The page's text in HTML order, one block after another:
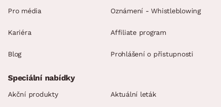
Pro média
Kariéra
Blog
Oznámení - Whistleblowing
Affiliate program
Prohlášení o přístupnosti
Speciální nabídky
Akční produkty Aktuální leták